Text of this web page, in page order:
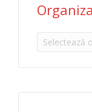
Organizatii